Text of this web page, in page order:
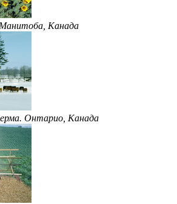
Манитоба, Канада
Онтарио, Канада